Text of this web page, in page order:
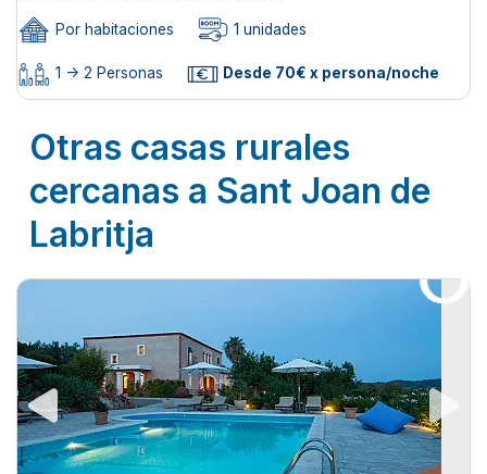
Por habitaciones 1 unidades
1 -> 2 Personas Desde 70€ x persona/noche
Otras casas rurales
cercanas a Sant Joan de
Labritja